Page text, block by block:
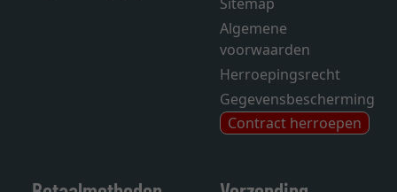
Algemene
voorwaarden
Herroepingsrecht
Gegevensbescherming
Contract herroepen